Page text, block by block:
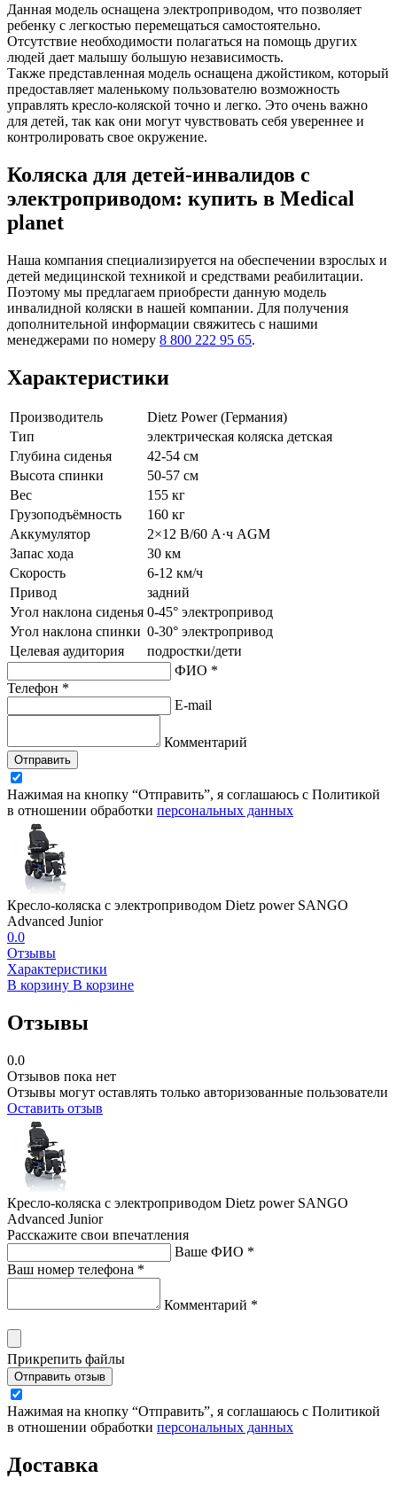
Данная модель оснащена электроприводом, что позволяет
ребенку с легкостью перемещаться самостоятельно.
Отсутствие необходимости полагаться на помощь других
людей дает малышу большую независимость.
Также представленная модель оснащена джойстиком, который
предоставляет маленькому пользователю возможность
управлять кресло-коляской точно и легко. Это очень важно
для детей, так как они могут чувствовать себя увереннее и
контролировать свое окружение.
Коляска для детей-инвалидов с
электроприводом: купить в Medical
planet
Наша компания специализируется на обеспечении взрослых и
детей медицинской техникой и средствами реабилитации.
Поэтому мы предлагаем приобрести данную модель
инвалидной коляски в нашей компании. Для получения
дополнительной информации свяжитесь с нашими
менеджерами по номеру 8 800 222 95 65.
Характеристики
Производитель
Dietz Power (Германия)
Тип
электрическая коляска детская
Глубина сиденья
42-54 см
Высота спинки
50-57 см
Вес
155 кг
Грузоподъёмность
160 кг
Аккумулятор
2×12 В/60 А·ч AGM
Запас хода
30 км
Скорость
6-12 км/ч
Привод
задний
Угол наклона сиденья 0-45° электропривод
Угол наклона спинки 0-30° электропривод
Целевая аудитория
подростки/дети
ФИО *
Телефон *
E-mail
Комментарий
Отправить
Нажимая на кнопку “Отправить”, я соглашаюсь с Политикой
в отношении обработки персональных данных
Кресло-коляска с электроприводом Dietz power SANGO
Advanced Junior
0.0
Отзывы
Характеристики
В корзину В корзине
Отзывы
0.0
Отзывов пока нет
Отзывы могут оставлять только авторизованные пользователи
Оставить отзыв
Кресло-коляска с электроприводом Dietz power SANGO
Advanced Junior
Расскажите свои впечатления
Ваше ФИО *
Ваш номер телефона *
Комментарий *
Прикрепить файлы
Отправить отзыв
Нажимая на кнопку “Отправить”, я соглашаюсь с Политикой
в отношении обработки персональных данных
Доставка